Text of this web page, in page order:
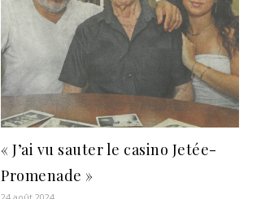
« J’ai vu sauter le casino Jetée-
Promenade »